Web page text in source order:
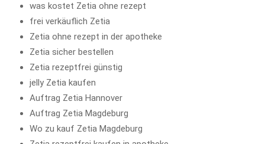
was kostet Zetia ohne rezept
frei verkäuflich Zetia
Zetia ohne rezept in der apotheke
Zetia sicher bestellen
Zetia rezeptfrei günstig
jelly Zetia kaufen
Auftrag Zetia Hannover
Auftrag Zetia Magdeburg
Wo zu kauf Zetia Magdeburg